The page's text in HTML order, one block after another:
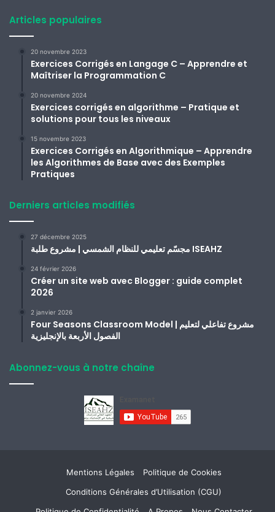
Articles populaires
20 novembre 2023
Exercices Corrigés en Langage C – Apprendre et
Maîtriser la Programmation C
20 novembre 2024
Exercices corrigés en algorithme – Pratique et
solutions pour tous les niveaux
15 novembre 2023
Exercices Corrigés en Algorithmique – Apprendre
les Algorithmes de Base avec des Exemples
Pratiques
Derniers articles modifiés
27 décembre 2025
مجسّم تعليمي للنظام الشمسي | مشروع طلبة ISEAHZ
24 février 2026
Créer un site web avec Blogger : guide complet
2026
2 janvier 2026
Four Seasons Classroom Model | مشروع تفاعلي لتعليم
الفصول الأربعة بالإنجليزية
Abonnez-vous à notre chaîne
Mentions Légales
Politique de Cookies
Conditions Générales d’Utilisation (CGU)